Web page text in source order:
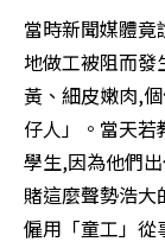
當時新聞媒體竟
地做工被阻而發
黃、細皮嫩肉,
仔人」。當天
學生,因為他們
賭這麼聲勢浩
僱用「童工」從